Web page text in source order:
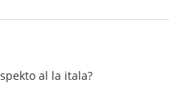
al la itala?